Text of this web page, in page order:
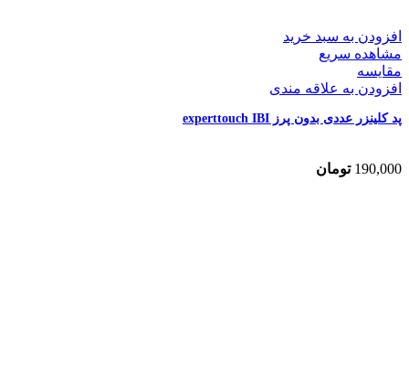
افزودن به سبد خرید
مشاهده سریع
مقایسه
افزودن به علاقه مندی
پد کلینزر عددی بدون پرز experttouch IBI
190,000 تومان